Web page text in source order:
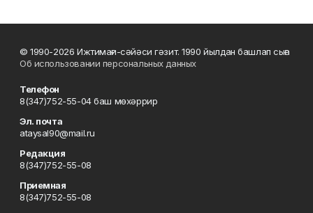
© 1990-2026 Ижтимағи-сәйәси гәзит. 1990 йылдан башлап сыға
Об использовании персональных данных
Телефон
8(347)752-55-04 баш мөхәррир
Эл. почта
ataysal90@mail.ru
Редакция
8(347)752-55-08
Приемная
8(347)752-55-08